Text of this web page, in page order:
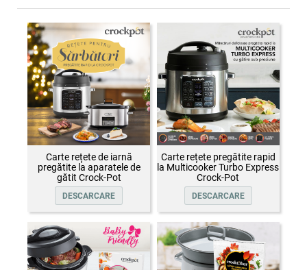
Carte rețete de iarnă
pregătite la aparatele de
gătit Crock-Pot
DESCARCARE
Carte rețete pregătite rapid
la Multicooker Turbo Express
Crock-Pot
DESCARCARE